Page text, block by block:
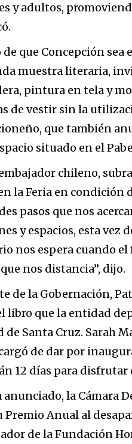
y adultos,
que Concepción
muestra literaria,
pintura en tela y
de vestir sin la
que también
situado en el
chileno,
la Feria en condición
pasos que nos
y espacios, esta vez
nos espera cuando el
nos distancia”, dijo.
de la Gobernación,
libro que la entidad
de Santa Cruz. Sarah
de dar por
12 días para
anunciado, la Cámara
Premio Anual al
de la Fundación